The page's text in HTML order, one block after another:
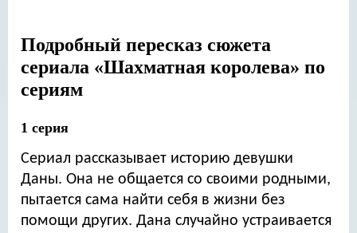
Подробный пересказ сюжета
сериала «Шахматная королева» по
сериям
1 серия
Сериал рассказывает историю девушки
Даны. Она не общается со своими родными,
пытается сама найти себя в жизни без
помощи других. Дана случайно устраивается